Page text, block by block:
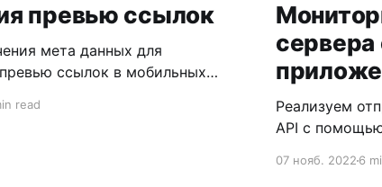
превью ссылок
мета данных для
ссылок в мобильных
read
сервера
Реализуем
API с
07 нояб. 20226